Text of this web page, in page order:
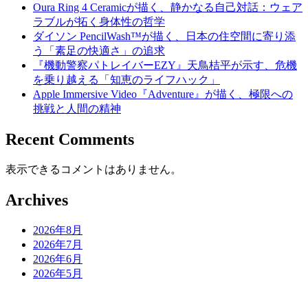
Oura Ring 4 Ceramicが描く、静かなる自己対話：ウェア
ラブルが拓く身体性の哲学
ダイソン PencilWash™が描く、日本の住空間に寄り添
う「素足の快適さ」の追求
『機動警察パトレイバーEZY』天鳥桔平が示す、危機
を乗り越える「知恵のライフハック」
Apple Immersive Video『Adventure』が描く、極限への
挑戦と人間の精神
Recent Comments
表示できるコメントはありません。
Archives
2026年8月
2026年7月
2026年6月
2026年5月